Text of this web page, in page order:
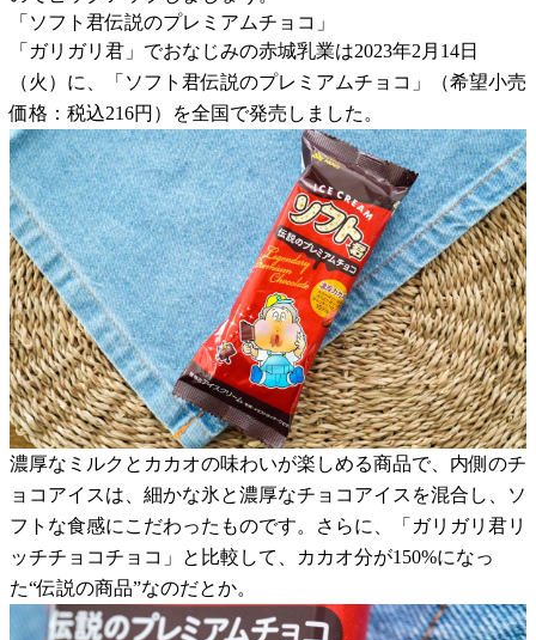
「ソフト君伝説のプレミアムチョコ」
「ガリガリ君」でおなじみの赤城乳業は2023年2月14日
（火）に、「ソフト君伝説のプレミアムチョコ」（希望小売
価格：税込216円）を全国で発売しました。
濃厚なミルクとカカオの味わいが楽しめる商品で、内側のチ
ョコアイスは、細かな氷と濃厚なチョコアイスを混合し、ソ
フトな食感にこだわったものです。さらに、「ガリガリ君リ
ッチチョコチョコ」と比較して、カカオ分が150%になっ
た“伝説の商品”なのだとか。